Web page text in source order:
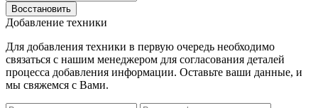
Восстановить
Добавление техники
Для добавления техники в первую очередь необходимо
связаться с нашим менеджером для согласования деталей
процесса добавления информации. Оставьте ваши данные, и
мы свяжемся с Вами.